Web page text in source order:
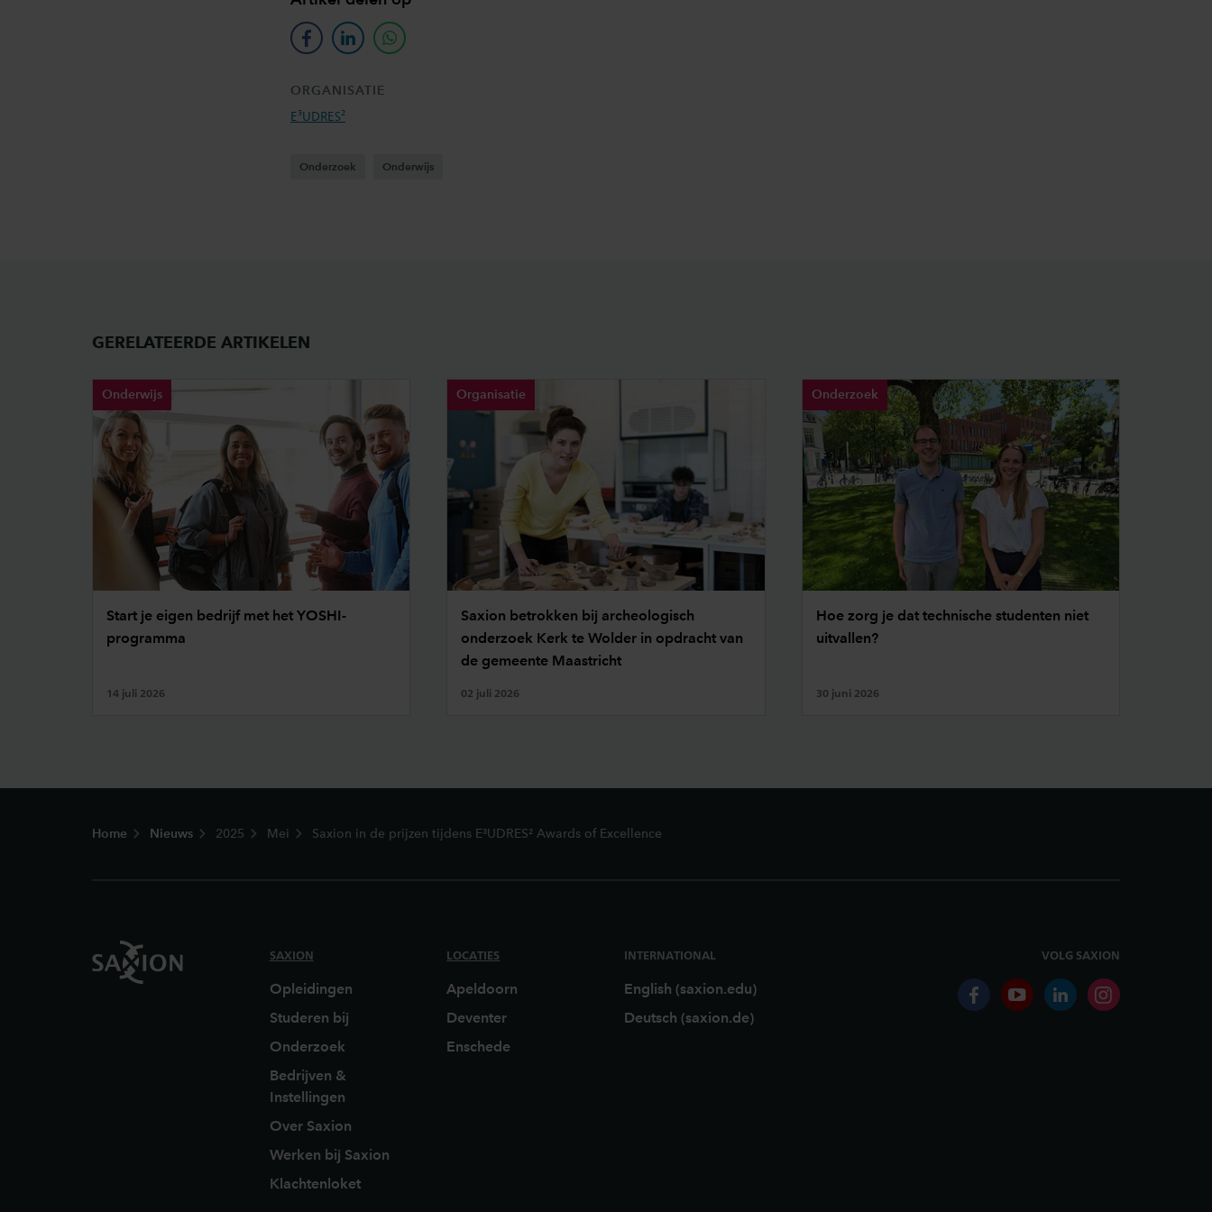
facebooklinkedinwhatsapp
ORGANISATIE
E³UDRES²
Onderzoek Onderwijs
GERELATEERDE ARTIKELEN
Onderwijs
Start je eigen bedrijf met het YOSHI-
programma
14 juli 2026
Organisatie
Saxion betrokken bij archeologisch
onderzoek Kerk te Wolder in opdracht van
de gemeente Maastricht
02 juli 2026
Onderzoek
Hoe zorg je dat technische studenten niet
uitvallen?
30 juni 2026
Home Nieuws 2025 Mei Saxion in de prijzen tijdens E³UDRES² Awards of Excellence
SAXION
Opleidingen
Studeren bij
Onderzoek
Bedrijven &
Instellingen
Over Saxion
Werken bij Saxion
Klachtenloket
LOCATIES
Apeldoorn
Deventer
Enschede
INTERNATIONAL
English (saxion.edu)
Deutsch (saxion.de)
VOLG SAXION
facebookyoutubelinkedininstagram